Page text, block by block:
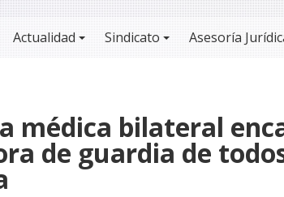
Actualidad Sindicato Asesoría
médica bilateral
de guardia de